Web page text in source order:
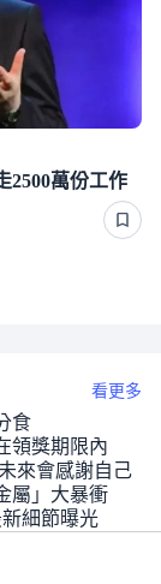
2500萬份工作
看更多
食
領獎期限內
來會感謝自己
屬」大暴衝
細節曝光